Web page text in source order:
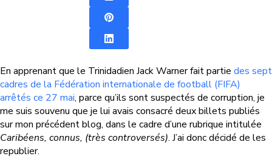
En apprenant que le Trinidadien Jack Warner fait partie des sept
cadres de la Fédération internationale de football (FIFA)
arrêtés ce 27 mai, parce qu’ils sont suspectés de corruption, je
me suis souvenu que je lui avais consacré deux billets publiés
sur mon précédent blog, dans le cadre d’une rubrique intitulée
Caribéens, connus, (très controversés). J’ai donc décidé de les
republier.